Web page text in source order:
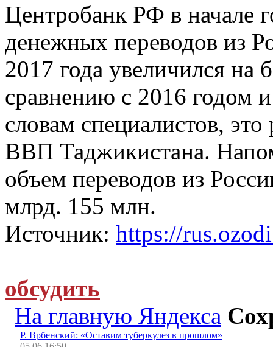
Центробанк РФ в начале
денежных переводов из
2017 года увеличился на
сравнению с 2016 годом
словам специалистов,
ВВП Таджикистана.
объем переводов из
млрд. 155 млн.
Источник: https://
обсудить
На главную Яндекса
Р. Врбенский: «Оставим туберкулез в прошлом»